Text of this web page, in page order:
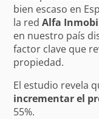
bien escaso en
la redAlfa
en nuestro país
factor clave que
propiedad.
El estudio revela
incrementar el
55%.